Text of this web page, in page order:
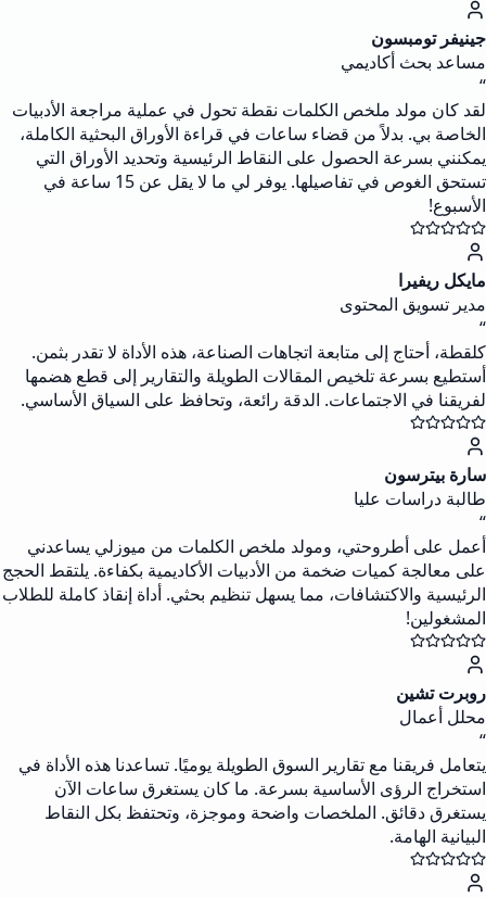
جينيفر تومبسون
مساعد بحث أكاديمي
“
لقد كان مولد ملخص الكلمات نقطة تحول في عملية مراجعة الأدبيات
الخاصة بي. بدلاً من قضاء ساعات في قراءة الأوراق البحثية الكاملة،
يمكنني بسرعة الحصول على النقاط الرئيسية وتحديد الأوراق التي
تستحق الغوص في تفاصيلها. يوفر لي ما لا يقل عن 15 ساعة في
الأسبوع!
مايكل ريفيرا
مدير تسويق المحتوى
“
كلقطة، أحتاج إلى متابعة اتجاهات الصناعة، هذه الأداة لا تقدر بثمن.
أستطيع بسرعة تلخيص المقالات الطويلة والتقارير إلى قطع هضمها
لفريقنا في الاجتماعات. الدقة رائعة، وتحافظ على السياق الأساسي.
سارة بيترسون
طالبة دراسات عليا
“
أعمل على أطروحتي، ومولد ملخص الكلمات من ميوزلي يساعدني
على معالجة كميات ضخمة من الأدبيات الأكاديمية بكفاءة. يلتقط الحجج
الرئيسية والاكتشافات، مما يسهل تنظيم بحثي. أداة إنقاذ كاملة للطلاب
المشغولين!
روبرت تشين
محلل أعمال
“
يتعامل فريقنا مع تقارير السوق الطويلة يوميًا. تساعدنا هذه الأداة في
استخراج الرؤى الأساسية بسرعة. ما كان يستغرق ساعات الآن
يستغرق دقائق. الملخصات واضحة وموجزة، وتحتفظ بكل النقاط
البيانية الهامة.